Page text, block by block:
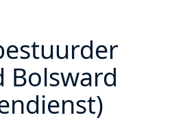
Bolsward